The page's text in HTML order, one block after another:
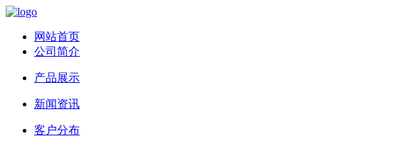
网站首页
公司简介
产品展示
新闻资讯
客户分布